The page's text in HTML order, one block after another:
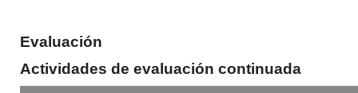
Evaluación
Actividades de evaluación continuada